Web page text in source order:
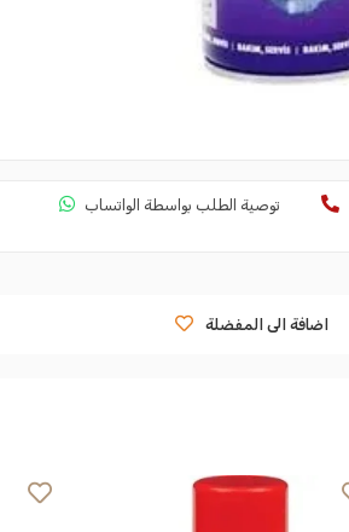
توصية الطلب بواسطة الواتساب
اضافة الى المفضلة